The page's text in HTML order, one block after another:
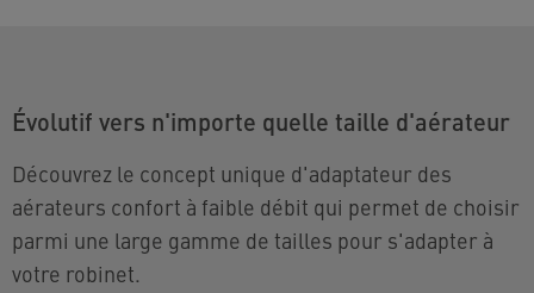
Évolutif vers n'importe quelle taille d'aérateur
Découvrez le concept unique d'adaptateur des
aérateurs confort à faible débit qui permet de choisir
parmi une large gamme de tailles pour s'adapter à
votre robinet.